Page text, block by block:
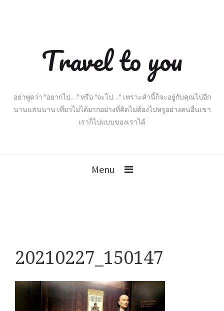
Travel to you
อย่าพูดว่า "อยากไป…" หรือ "จะไป…" เพราะคำนี้ก็จะอยู่กับคุณไปอีก
นานแสนนาน เที่ยวไม่ได้ยากอย่างที่คิดไม่ต้องไปหรูอย่างคนอื่นเขา
เราก็ไปแบบของเราได้
Menu
20210227_150147